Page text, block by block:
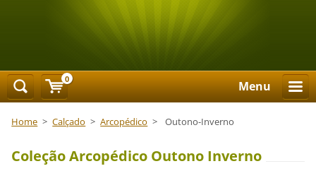
Menu
Home > Calçado > Arcopédico > Outono-Inverno
Coleção Arcopédico Outono Inverno
0